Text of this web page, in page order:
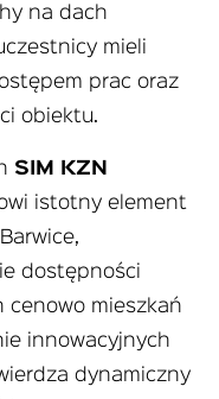
na dach
mieli
prac oraz
obiektu.
SIM KZN
istotny element
dostępności
cenowo mieszkań
innowacyjnych
dynamiczny